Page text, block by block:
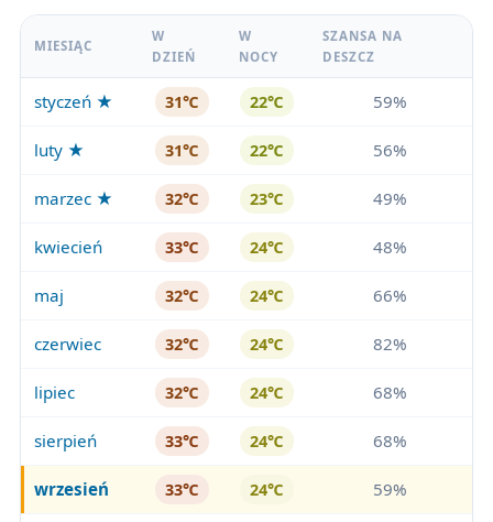
MIESIĄC
W
DZIEŃ
W
NOCY
SZANSA NA
DESZCZ
styczeń ★ 31℃ 22℃ 59%
luty ★ 31℃ 22℃ 56%
marzec ★ 32℃ 23℃ 49%
kwiecień 33℃ 24℃ 48%
maj 32℃ 24℃ 66%
czerwiec 32℃ 24℃ 82%
lipiec 32℃ 24℃ 68%
sierpień 33℃ 24℃ 68%
wrzesień 33℃ 24℃ 59%